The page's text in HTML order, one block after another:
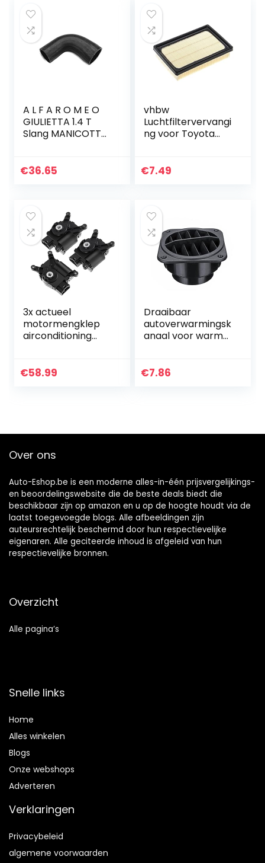
A L F A R O M E O
GIULIETTA 1.4 T
Slang MANICOTTO
50517520 –
50521790…
€36.65
vhbw
Luchtfiltervervangi
ng voor Toyota
auto – Motor-
€7.49
3x actueel
motormengklep
airconditioning
Octavai II 1Z3 EOS
€58.99
Draaibaar
autoverwarmingsk
anaal voor warme
75 / 60 mm
€7.86
Over ons
Auto-Eshop.be is een moderne alles-in-één prijsvergelijkings-
en beoordelingswebsite die de beste deals biedt die
beschikbaar zijn op amazon en u op de hoogte houdt via de
laatst toegevoegde blogs. Alle afbeeldingen zijn
auteursrechtelijk beschermd door hun respectievelijke
eigenaren. Alle geciteerde inhoud is afgeleid van hun
respectievelijke bronnen.
Overzicht
Alle pagina’s
Snelle links
Home
Alles winkelen
Blogs
Onze webshops
Adverteren
Verklaringen
Privacybeleid
algemene voorwaarden